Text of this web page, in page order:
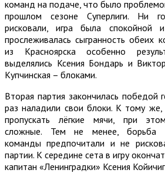
команд на подаче, что было
прошлом сезоне Суперлиги. Ни
рисковали, игра была спокойной
прослеживалась сыгранность обеих
из Красноярска особенно
выделялись Ксения Бондарь и
Купчинская – блоками.
Вторая партия закончилась победой
раз наладили свои блоки. К тому же,
пропускать лёгкие мячи, при
сложные. Тем не менее, борьба
команды предпочитали и не
партии. К середине сета в игру
капитан «Ленинградки» Ксения